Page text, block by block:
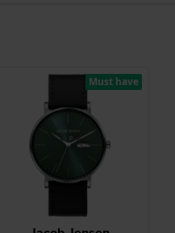
Must have